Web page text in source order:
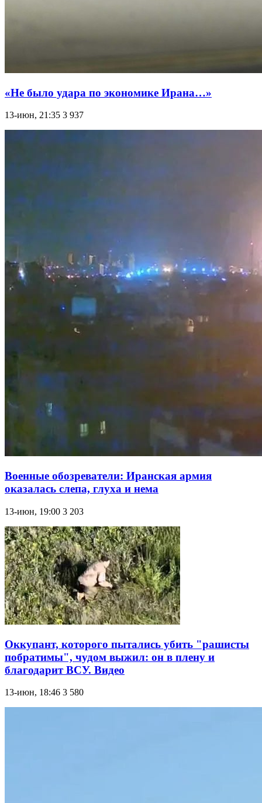
«Не было удара по экономике Ирана…»
13-июн, 21:35 3 937
Военные обозреватели: Иранская армия
оказалась слепа, глуха и нема
13-июн, 19:00 3 203
Оккупант, которого пытались убить "рашисты
побратимы", чудом выжил: он в плену и
благодарит ВСУ. Видео
13-июн, 18:46 3 580